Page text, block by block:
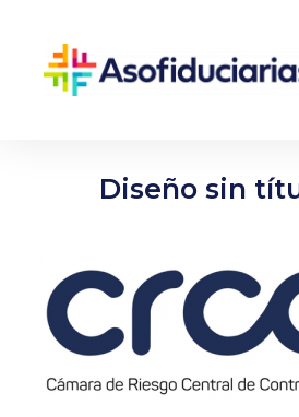
Diseño sin